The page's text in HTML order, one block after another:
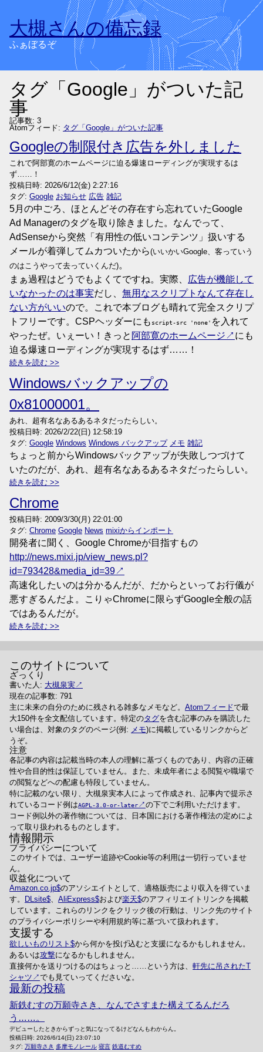
大槻さんの備忘録
ふぁぼるぞ
タグ「Google」がついた記
事
記事数: 3
Atomフィード: タグ「Google」がついた記事
Googleの制限付き広告を外しました
これで阿部寛のホームページに迫る爆速ローディングが実現するは
ず……！
投稿日時: 2026/6/12(金) 2:27:16
タグ: Google お知らせ 広告 雑記
5月の中ごろ、ほとんどその存在すら忘れていたGoogle
Ad Managerのタグを取り除きました。なんでって、
AdSenseから突然「有用性の低いコンテンツ」扱いする
メールが着弾してムカついたから(いいかいGoogle、客っていう
のはこうやって去っていくんだ)。
まぁ過程はどうでもよくてですね。実際、
広告が機能して
いなかったのは事実だし、 無用なスクリプトなんて存在し
ない方がいいので。これで本ブログも晴れて完全スクリプ
トフリーです。CSPヘッダーにも script-src 'none' を入れて
やったぜ。いぇーい！きっと 阿部寛のホームページ
にも
迫る爆速ローディングが実現するはず……！
続きを読む
Windowsバックアップの
0x81000001。
あれ、超有名なあるあるネタだったらしい。
投稿日時: 2026/2/22(日) 12:58:19
タグ: Google Windows Windows バックアップ メモ 雑記
ちょっと前からWindowsバックアップが失敗しつづけて
いたのだが、あれ、超有名なあるあるネタだったらしい。
続きを読む
Chrome
投稿日時: 2009/3/30(月) 22:01:00
タグ: Chrome Google News mixiからインポート
開発者に聞く、Google Chromeが目指すもの
http://news.mixi.jp/view_news.pl?
id=793428&media_id=39
高速化したいのは分かるんだが、だからといってお行儀が
悪すぎるんだよ。こりゃChromeに限らずGoogle全般の話
ではあるんだが。
続きを読む
このサイトについて
ざっくり
書いた人: 大槻泉実
現在の記事数: 791
主に未来の自分のために残される雑多なメモなど。 Atomフィードで最
大150件を全文配信しています。特定のタグを含む記事のみを購読した
い場合は、対象のタグのページ(例: メモ)に掲載しているリンクからど
うぞ。
注意
各記事の内容は記載当時の本人の理解に基づくものであり、内容の正確
性や合目的性は保証していません。また、未成年者による閲覧や職場で
の閲覧などへの配慮も特段していません。
特に記載のない限り、大槻泉実本人によって作成され、記事内で提示さ
れているコード例はAGPL-3.0-or-later
の下でご利用いただけます。
コード例以外の著作物については、日本国における著作権法の定めによ
って取り扱われるものとします。
情報開示
プライバシーについて
このサイトでは、ユーザー追跡やCookie等の利用は一切行っていませ
ん。
収益化について
Amazon.co.jp のアソシエイトとして、適格販売により収入を得ていま
す。
DLsite 、 AliExpress および楽天 のアフィリエイトリンクを掲載
しています。これらのリンクをクリック後の行動は、リンク先のサイト
のプライバシーポリシーや利用規約等に基づいて扱われます。
支援する
欲しいものリスト
から何かを投げ込むと支援になるかもしれません。
あるいは攻撃になるかもしれません。
直接何かを送りつけるのはちょっと……という方は、 軒先に吊されたT
シャツ
でも見ていってくださいな。
最新の投稿
新鉄むすの万願寺さき、なんでさすまた構えてるんだろ
う……。
デビューしたときからずっと気になってるけどなんもわからん。
投稿日時: 2026/6/14(日) 23:07:10
タグ: 万願寺さき 多摩モノレール 寝言 鉄道むすめ